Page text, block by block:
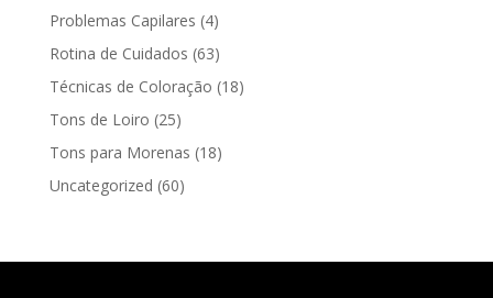
Problemas Capilares (4)
Rotina de Cuidados (63)
Técnicas de Coloração (18)
Tons de Loiro (25)
Tons para Morenas (18)
Uncategorized (60)